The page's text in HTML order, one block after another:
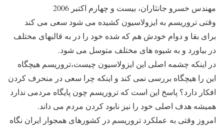
مهندس خسرو جانثاران، بیست و چهارم اکتبر 2006
وقتی تروریسم به ایزولاسیون کشیده می شود سعی می کند
برای بقا و دوام خودش هم که شده خود را در به قالبهای مختلف
در بیاورد و به شیوه های مختلف متوسل می شود.
در اینکه چشمه اصلی این ایزولاسیون چیست،تروریسم هیچگاه
این را هیچگاه بررسی نمی کند و اینکه چرا سعی در منحرف کردن
افکار دارد؟ پاسخ این است که تروریسم چون پایگاه مردمی ندارد
همیشه هدف اصلی خود را نیز نابود کردن مردم می داند.
امروز وقتی به عملکرد تروریسم در کشورهای همجوار ایران نگاه